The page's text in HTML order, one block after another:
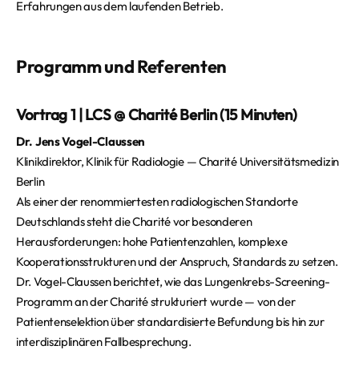
Erfahrungen aus dem laufenden Betrieb.
Programm und Referenten
Vortrag 1 | LCS @ Charité Berlin (15 Minuten)
Dr. Jens Vogel-Claussen
Klinikdirektor, Klinik für Radiologie — Charité Universitätsmedizin
Berlin
Als einer der renommiertesten radiologischen Standorte
Deutschlands steht die Charité vor besonderen
Herausforderungen: hohe Patientenzahlen, komplexe
Kooperationsstrukturen und der Anspruch, Standards zu setzen.
Dr. Vogel-Claussen berichtet, wie das Lungenkrebs-Screening-
Programm an der Charité strukturiert wurde — von der
Patientenselektion über standardisierte Befundung bis hin zur
interdisziplinären Fallbesprechung.